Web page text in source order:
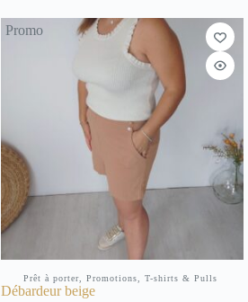
Promo
Prêt à porter, Promotions, T-shirts & Pulls
Débardeur beige